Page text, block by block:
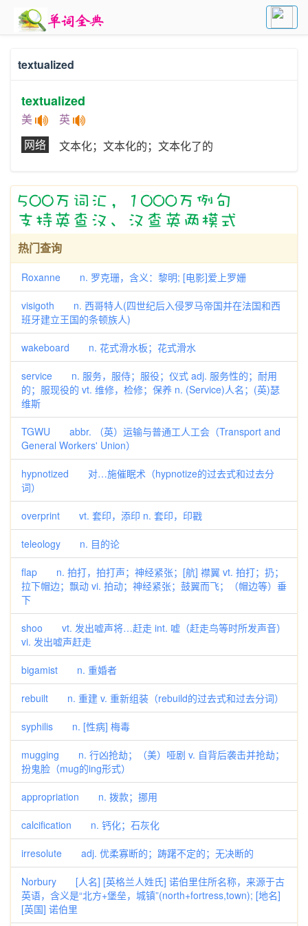
textualized
textualized
美 英
网络 文本化；文本化的；文本化了的
热门查询
Roxanne n. 罗克珊，含义：黎明; [电影]爱上罗姗
visigoth n. 西哥特人(四世纪后入侵罗马帝国并在法国和西
班牙建立王国的条顿族人)
wakeboard n. 花式滑水板；花式滑水
service n. 服务，服侍；服役；仪式 adj. 服务性的；耐用
的；服现役的 vt. 维修，检修；保养 n. (Service)人名；(英)瑟
维斯
TGWU abbr. （英）运输与普通工人工会（Transport and
General Workers' Union）
hypnotized 对…施催眠术（hypnotize的过去式和过去分
词）
overprint vt. 套印，添印 n. 套印，印戳
teleology n. 目的论
flap n. 拍打，拍打声；神经紧张；[航] 襟翼 vt. 拍打；扔；
拉下帽边；飘动 vi. 拍动；神经紧张；鼓翼而飞；（帽边等）垂
下
shoo vt. 发出嘘声将…赶走 int. 嘘（赶走鸟等时所发声音）
vi. 发出嘘声赶走
bigamist n. 重婚者
rebuilt n. 重建 v. 重新组装（rebuild的过去式和过去分词）
syphilis n. [性病] 梅毒
mugging n. 行凶抢劫；（美）哑剧 v. 自背后袭击并抢劫；
扮鬼脸（mug的ing形式）
appropriation n. 拨款；挪用
calcification n. 钙化；石灰化
irresolute adj. 优柔寡断的；踌躇不定的；无决断的
Norbury [人名] [英格兰人姓氏] 诺伯里住所名称，来源于古
英语，含义是“北方+堡垒，城镇”(north+fortress,town); [地名]
[英国] 诺伯里